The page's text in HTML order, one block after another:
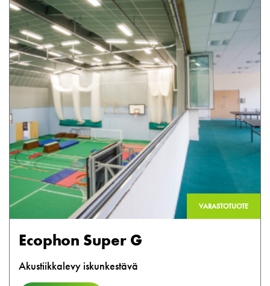
VARASTOTUOTE
Ecophon Super G
Akustiikkalevy iskunkestävä